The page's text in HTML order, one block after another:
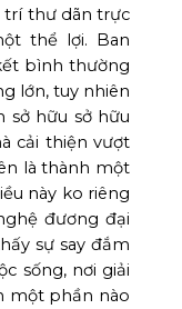
trí thư dãn trực
thể lợi. Ban
bình thường
lớn, tuy nhiên
sở hữu sở hữu
cải thiện vượt
là thành một
này ko riêng
đương đại
sự say đắm
sống, nơi giải
một phần nào